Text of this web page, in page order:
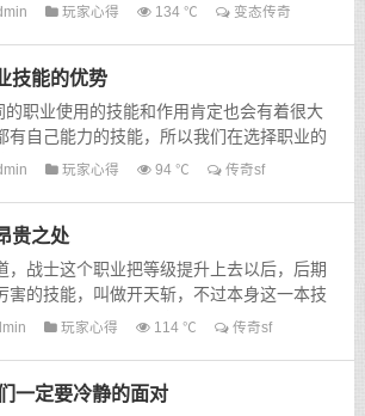
玩家心得 134 ℃ 变态传奇
技能的优势
职业使用的技能和作用肯定也会有着很大
有自己能力的技能，所以我们在选择职业的
些因素考虑进去。其实职业之间相互配...
玩家心得 94 ℃ 传奇sf
贵之处
，战士这个职业把等级提升上去以后，后期
害的技能，叫做开天斩，不过本身这一本技
贵的，所以很少有玩家会学习，而且就算
玩家心得 114 ℃ 传奇sf
一定要冷静的面对